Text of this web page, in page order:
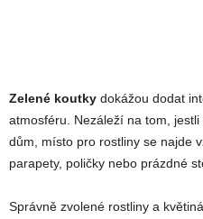
Zelené koutky dokážou dodat
atmosféru. Nezáleží na tom,
dům, místo pro rostliny se najde
parapety, poličky nebo prázdné
Správně zvolené rostliny a